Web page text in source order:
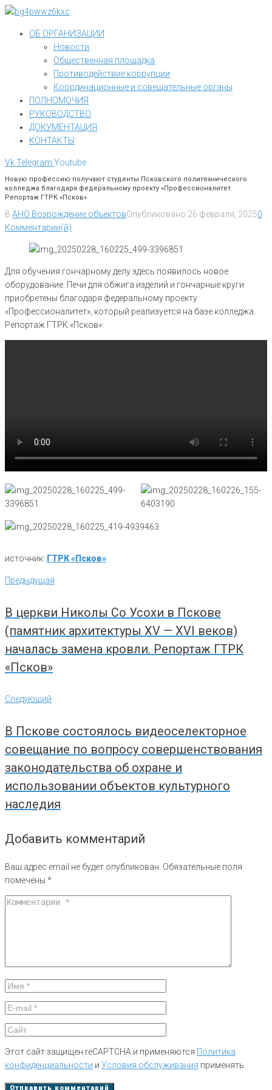
Перейти
контентуОБ ОРГАНИЗАЦИИ
Новости
Общественная площадка
Противодействие коррупции
Координационные и совещательные органы
ПОЛНОМОЧИЯ
РУКОВОДСТВО
ДОКУМЕНТАЦИЯ
КОНТАКТЫ
VkTelegram Youtube
Новую профессию получают студенты Псковского политехнического
колледжа благодаря федеральному проекту «Профессионалитет.
Репортаж ГТРК «Псков»
В АНО Возрождение объектовОпубликовано 26 февраля, 20250
Комментарии(й)
Для обучения гончарному делу здесь появилось новое
оборудование. Печи для обжига изделий и гончарные круги
приобретены благодаря федеральному проекту
«Профессионалитет», который реализуется на базе колледжа.
Репортаж ГТРК «Псков»:
источник: ГТРК «Псков»
Навигация
по
Предыдущая
Предыдущая
В церкви Николы Со Усохи в Пскове
(памятник архитектуры XV — XVI веков)
началась замена кровли. Репортаж ГТРК
«Псков»
Следующий
Следующий
В Пскове состоялось видеоселекторное
совещание по вопросу совершенствования
законодательства об охране и
использовании объектов культурного
наследия
Добавить комментарий
Ваш адрес email не будет опубликован. Обязательные поля
помечены *
Этот сайт защищен reCAPTCHA и применяются Политика
конфиденциальности и Условия обслуживания применять.